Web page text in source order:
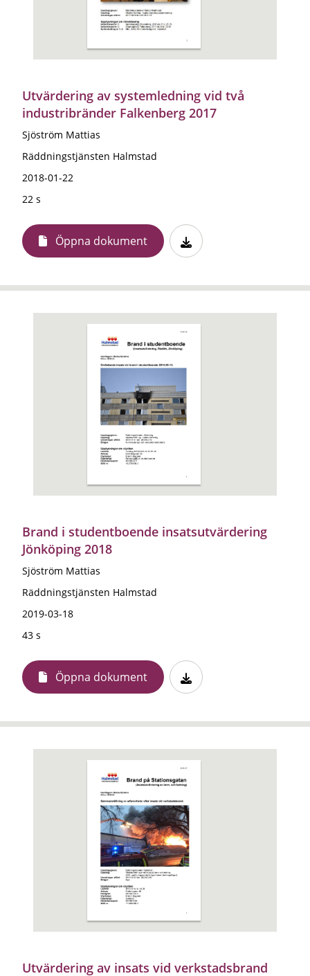
Utvärdering av systemledning vid två
industribränder Falkenberg 2017
Sjöström Mattias
Räddningstjänsten Halmstad
2018-01-22
22 s
Öppna dokument
Brand i studentboende insatsutvärdering
Jönköping 2018
Sjöström Mattias
Räddningstjänsten Halmstad
2019-03-18
43 s
Öppna dokument
Utvärdering av insats vid verkstadsbrand